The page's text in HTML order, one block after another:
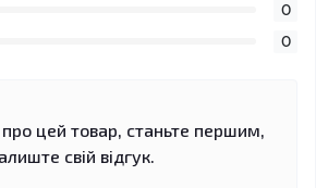
0
0
про цей товар, станьте першим,
свій відгук.